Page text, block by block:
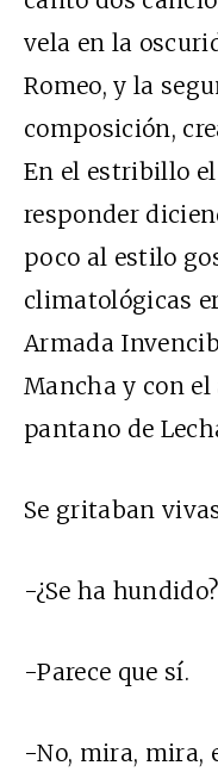
vela en la
Romeo, y la
composición,
En el estribillo
responder
poco al estilo
climatológicas
Armada
Mancha y con el
pantano de
Se gritaban
-¿Se ha
-Parece que sí.
-No, mira, mira,